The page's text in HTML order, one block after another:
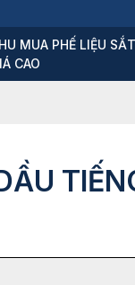
MUA PHẾ LIỆU SẮT
CAO